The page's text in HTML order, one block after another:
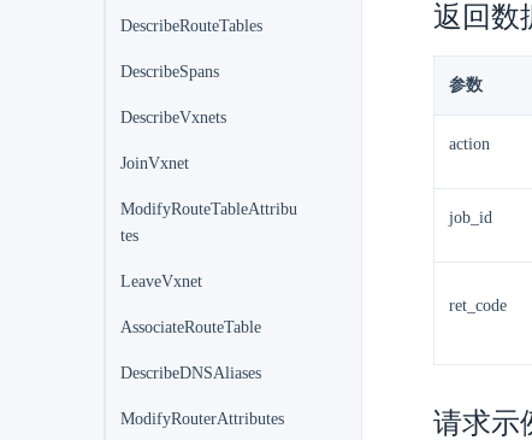
DescribeRouteTables
DescribeSpans
DescribeVxnets
JoinVxnet
ModifyRouteTableAttribu
tes
LeaveVxnet
AssociateRouteTable
DescribeDNSAliases
ModifyRouterAttributes
返回数
参数
action
job_id
ret_code
请求示